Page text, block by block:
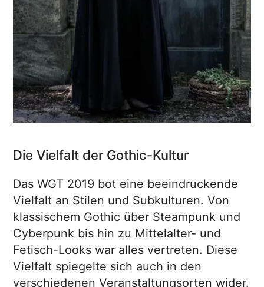
Die Vielfalt der Gothic-Kultur
Das WGT 2019 bot eine beeindruckende
Vielfalt an Stilen und Subkulturen. Von
klassischem Gothic über Steampunk und
Cyberpunk bis hin zu Mittelalter- und
Fetisch-Looks war alles vertreten. Diese
Vielfalt spiegelte sich auch in den
verschiedenen Veranstaltungsorten wider.